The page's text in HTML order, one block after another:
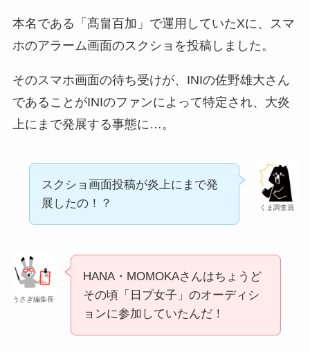
本名である「髙畠百加」で運用していたXに、スマ
ホのアラーム画面のスクショを投稿しました。
そのスマホ画面の待ち受けが、INIの佐野雄大さん
であることがINIのファンによって特定され、大炎
上にまで発展する事態に…。
くま調査員
スクショ画面投稿が炎上にまで発
展したの！？
うさぎ編集長
HANA・MOMOKAさんはちょうど
その頃「日プ女子」のオーディシ
ョンに参加していたんだ！